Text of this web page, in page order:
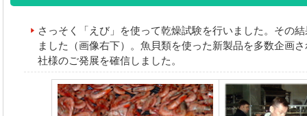
さっそく「えび」を使って乾燥試験を行いました。その
ました（画像右下）。魚貝類を使った新製品を多数企画
社様のご発展を確信しました。